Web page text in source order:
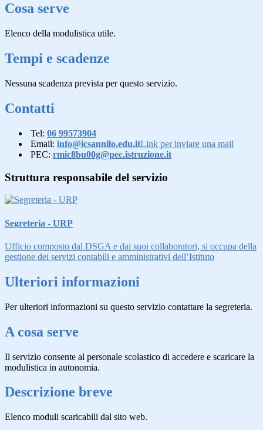
Cosa serve
Elenco della modulistica utile.
Tempi e scadenze
Nessuna scadenza prevista per questo servizio.
Contatti
Tel: 06 99573904
Email: info@icsannilo.edu.itLink per inviare una mail
PEC: rmic8bu00g@pec.istruzione.it
Struttura responsabile del servizio
Segreteria - URP
Ufficio composto dal DSGA e dai suoi collaboratori, si occupa della
gestione dei servizi contabili e amministrativi dell’Istituto
Ulteriori informazioni
Per ulteriori informazioni su questo servizio contattare la segreteria.
A cosa serve
Il servizio consente al personale scolastico di accedere e scaricare la
modulistica in autonomia.
Descrizione breve
Elenco moduli scaricabili dal sito web.